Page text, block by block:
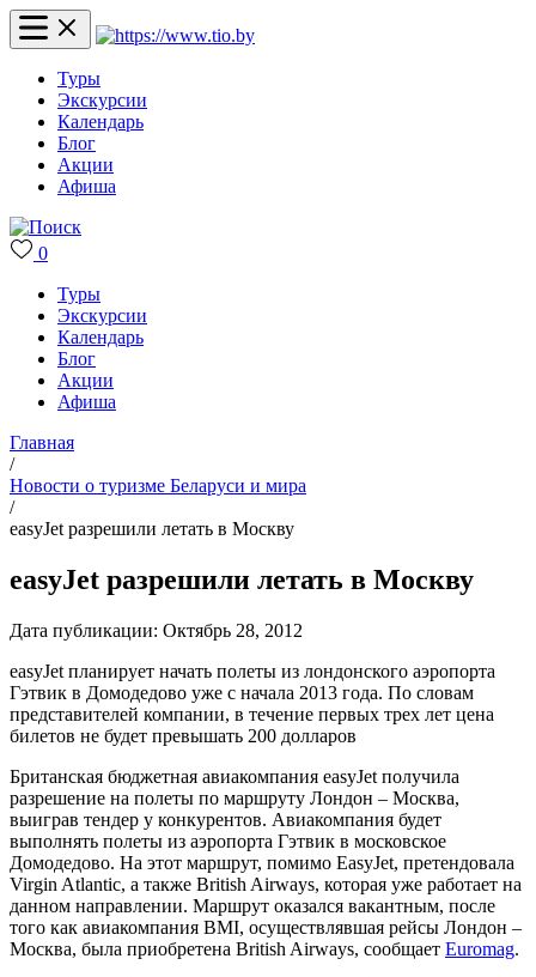
Туры
Экскурсии
Календарь
Блог
Акции
Афиша
0
Туры
Экскурсии
Календарь
Блог
Акции
Афиша
Главная
/
Новости о туризме Беларуси и мира
/
easyJet разрешили летать в Москву
easyJet разрешили летать в Москву
Дата публикации: Октябрь 28, 2012
easyJet планирует начать полеты из лондонского аэропорта
Гэтвик в Домодедово уже с начала 2013 года. По словам
представителей компании, в течение первых трех лет цена
билетов не будет превышать 200 долларов
Британская бюджетная авиакомпания easyJet получила
разрешение на полеты по маршруту Лондон – Москва,
выиграв тендер у конкурентов. Авиакомпания будет
выполнять полеты из аэропорта Гэтвик в московское
Домодедово. На этот маршрут, помимо EasyJet, претендовала
Virgin Atlantic, а также British Airways, которая уже работает на
данном направлении. Маршрут оказался вакантным, после
того как авиакомпания BMI, осуществлявшая рейсы Лондон –
Москва, была приобретена British Airways, сообщает Euromag.